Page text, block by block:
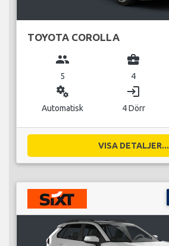
TOYOTA COROLLA
group
5
business_center
4
miscellaneous_services
Automatisk
login
4 Dörr
VISA DETALJER...